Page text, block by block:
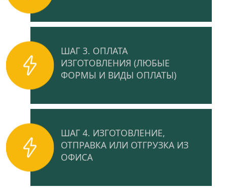
ШАГ 3. ОПЛАТА
ИЗГОТОВЛЕНИЯ (ЛЮБЫЕ
ФОРМЫ И ВИДЫ ОПЛАТЫ)
ШАГ 4. ИЗГОТОВЛЕНИЕ,
ОТПРАВКА ИЛИ ОТГРУЗКА ИЗ
ОФИСА